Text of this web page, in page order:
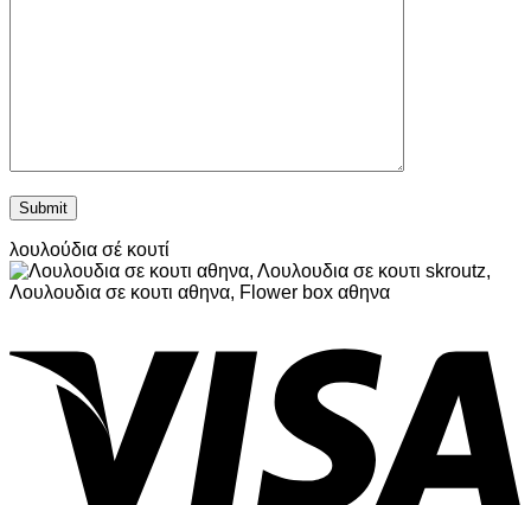
λουλούδια σέ κουτί